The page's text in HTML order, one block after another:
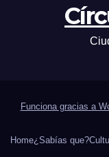
Funciona gracias a
Home¿Sabías que?